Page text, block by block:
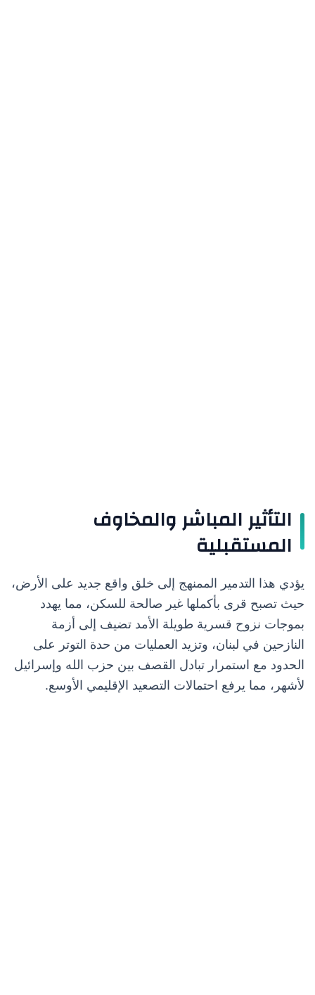
التأثير المباشر والمخاوف
المستقبلية
يؤدي هذا التدمير الممنهج إلى خلق واقع جديد على الأرض،
حيث تصبح قرى بأكملها غير صالحة للسكن، مما يهدد
بموجات نزوح قسرية طويلة الأمد تضيف إلى أزمة
النازحين في لبنان، وتزيد العمليات من حدة التوتر على
الحدود مع استمرار تبادل القصف بين حزب الله وإسرائيل
لأشهر، مما يرفع احتمالات التصعيد الإقليمي الأوسع.